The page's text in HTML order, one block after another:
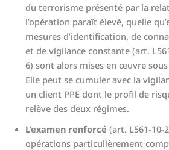
du terrorisme présenté par la
l’opération paraît élevé, quelle
mesures d’identification, de
et de vigilance constante (art.
6) sont alors mises en œuvre
Elle peut se cumuler avec la
un client PPE dont le profil de
relève des deux régimes.
L’examen renforcé (art. L561-10-
opérations particulièrement